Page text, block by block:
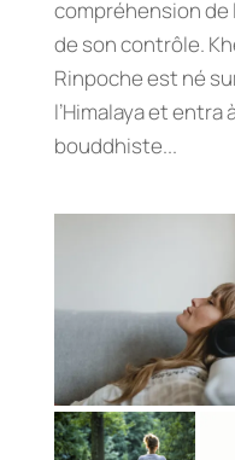
compréhension de
de son contrôle.
Rinpoche est né
l’Himalaya et entra
bouddhiste...